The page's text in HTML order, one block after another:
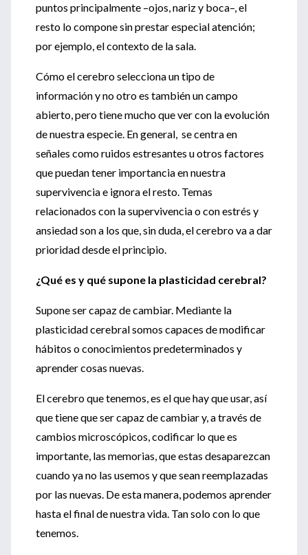
puntos principalmente –ojos, nariz y boca–, el
resto lo compone sin prestar especial atención;
por ejemplo, el contexto de la sala.
Cómo el cerebro selecciona un tipo de
información y no otro es también un campo
abierto, pero tiene mucho que ver con la evolución
de nuestra especie. En general, se centra en
señales como ruidos estresantes u otros factores
que puedan tener importancia en nuestra
supervivencia e ignora el resto. Temas
relacionados con la supervivencia o con estrés y
ansiedad son a los que, sin duda, el cerebro va a dar
prioridad desde el principio.
¿Qué es y qué supone la plasticidad cerebral?
Supone ser capaz de cambiar. Mediante la
plasticidad cerebral somos capaces de modificar
hábitos o conocimientos predeterminados y
aprender cosas nuevas.
El cerebro que tenemos, es el que hay que usar, así
que tiene que ser capaz de cambiar y, a través de
cambios microscópicos, codificar lo que es
importante, las memorias, que estas desaparezcan
cuando ya no las usemos y que sean reemplazadas
por las nuevas. De esta manera, podemos aprender
hasta el final de nuestra vida. Tan solo con lo que
tenemos.